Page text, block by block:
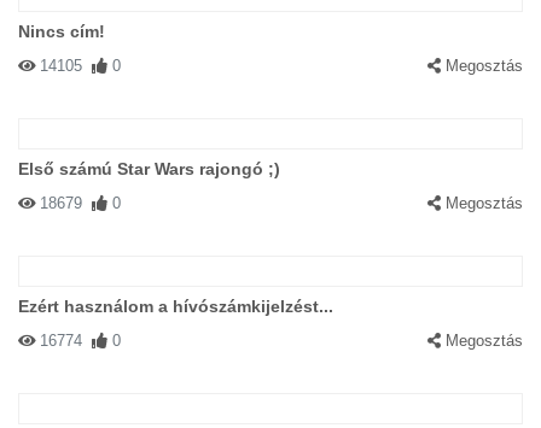
Nincs cím!
14105 0 Megosztás
Első számú Star Wars rajongó ;)
18679 0 Megosztás
Ezért használom a hívószámkijelzést...
16774 0 Megosztás